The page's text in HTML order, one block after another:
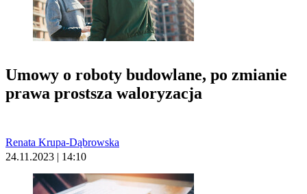
Umowy o roboty budowlane, po zmianie
prawa prostsza waloryzacja
Renata Krupa-Dąbrowska
24.11.2023 | 14:10